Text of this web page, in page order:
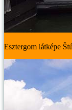
Esztergom látképe